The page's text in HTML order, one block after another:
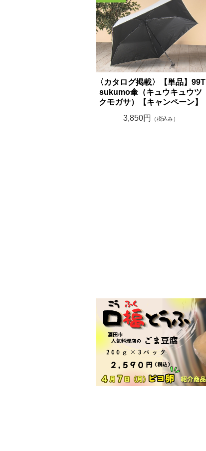
〈カタログ掲載〉【単品】99T
sukumo傘（キュウキュウツ
クモガサ）【キャンペーン】
3,850円
（税込み）